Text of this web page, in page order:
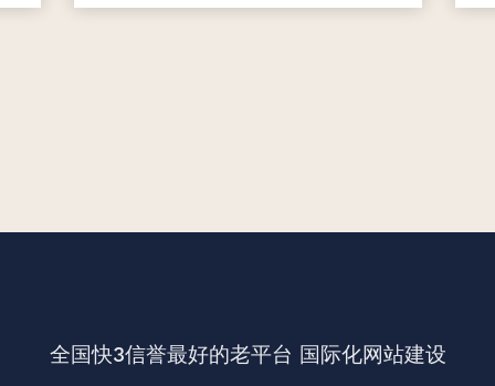
全国快3信誉最好的老平台 国际化网站建设